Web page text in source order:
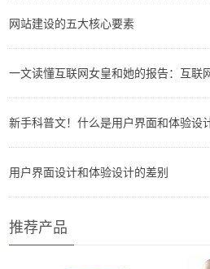
网站建设的五大核心要素
新手科普文！什么是用户界面和体验设
用户界面设计和体验设计的差别
推荐产品